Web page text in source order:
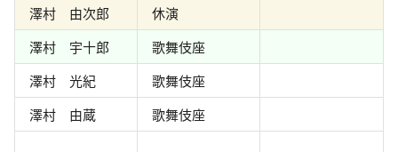
澤村 由次郎
休演
澤村 宇十郎
歌舞伎座
澤村 光紀
歌舞伎座
澤村 由蔵
歌舞伎座